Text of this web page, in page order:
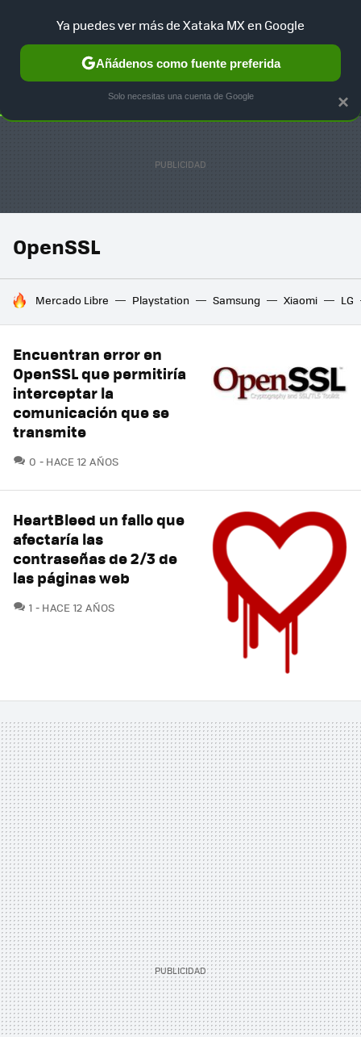
SELECCIÓN GAMING HOME AUTO TERRITORIO
OpenSSL
HOY SE HABLA DE
Mercado Libre Playstation Samsung Xiaomi LG
Encuentran error en
OpenSSL que permitiría
interceptar la
comunicación que se
transmite
0 COMENTARIOS
HACE 12 AÑOS
HeartBleed un fallo que
afectaría las
contraseñas de 2/3 de
las páginas web
1 COMENTARIOS
HACE 12 AÑOS
×
Ya puedes ver más de Xataka MX en Google
Añádenos como fuente preferida
Solo necesitas una cuenta de Google